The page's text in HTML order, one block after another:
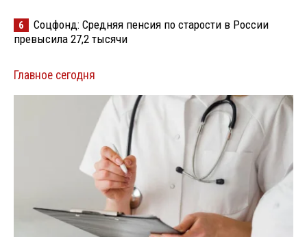
6
Соцфонд: Средняя пенсия по старости в России
превысила 27,2 тысячи
Главное сегодня